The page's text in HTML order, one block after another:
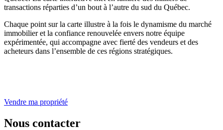
transactions réparties d’un bout à l’autre du sud du Québec.
Chaque point sur la carte illustre à la fois le dynamisme du marché
immobilier et la confiance renouvelée envers notre équipe
expérimentée, qui accompagne avec fierté des vendeurs et des
acheteurs dans l’ensemble de ces régions stratégiques.
Vendre ma propriété
Nous contacter